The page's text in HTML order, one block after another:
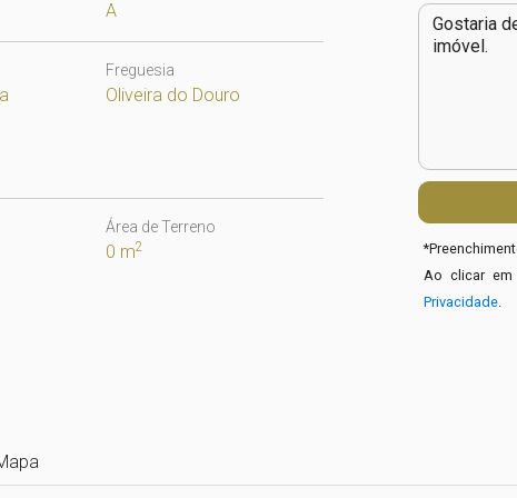
A
Freguesia
Oliveira do Douro
Área de Terreno
0 m2 *
Ao clicar
Privacidade.